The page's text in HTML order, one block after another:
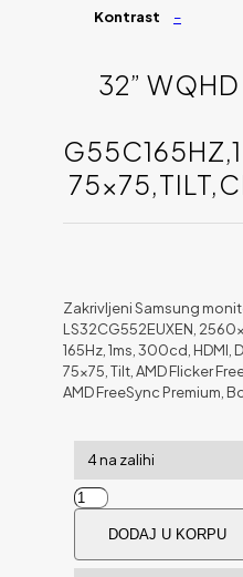
Kontrast –
32”
Zakrivljeni Samsung
LS32CG552EUXEN,
165Hz, 1ms, 300cd, HDMI,
75×75, Tilt, AMD Flicker
AMD FreeSync Premium,
4 na zalihi
32''
WQHD
Odyssey
Gaming
DODAJ U KORPU